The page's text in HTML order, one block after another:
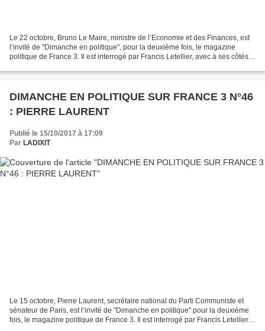
Le 22 octobre, Bruno Le Maire, ministre de l’Economie et des Finances, est
l’invité de "Dimanche en politique", pour la deuxième fois, le magazine
politique de France 3. Il est interrogé par Francis Letellier, avec à ses côtés
DIMANCHE EN POLITIQUE SUR FRANCE 3 N°46
: PIERRE LAURENT
Publié le 15/10/2017 à 17:09
Par LADIXIT
Le 15 octobre, Pierre Laurent, secrétaire national du Parti Communiste et
sénateur de Paris, est l’invité de "Dimanche en politique" pour la deuxième
fois, le magazine politique de France 3. Il est interrogé par Francis Letellier,